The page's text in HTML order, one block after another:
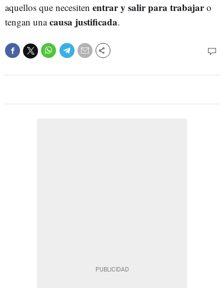
aquellos que necesiten entrar y salir para trabajaro
tengan unacausa justificada.